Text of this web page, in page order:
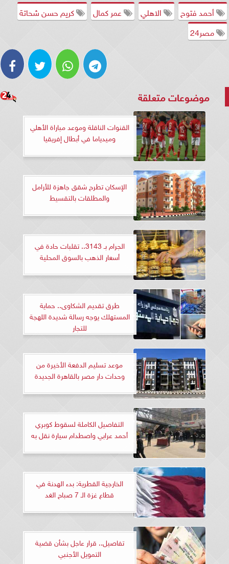
أحمد فتوح
الاهلي عمر كمال
كريم حسن شحاتة
مصر24
موضوعات متعلقة
القنوات الناقلة وموعد مباراة الأهلي
وميدياما في أبطال إفريقيا
الإسكان تطرح شقق جاهزة للأرامل
والمطلقات بالتقسيط
الجرام بـ 3143.. تقلبات حادة في
أسعار الذهب بالسوق المحلية
طرق تقديم الشكاوى.. حماية
المستهلك يوجه رسالة شديدة اللهجة
للتجار
موعد تسليم الدفعة الأخيرة من
وحدات دار مصر بالقاهرة الجديدة
التفاصيل الكاملة لسقوط كوبري
أحمد عرابي واصطدام سيارة نقل به
الخارجية القطرية: بدء الهدنة في
قطاع غزة الـ 7 صباح الغد
تفاصيل.. قرار عاجل بشأن قضية
التمويل الأجنبي